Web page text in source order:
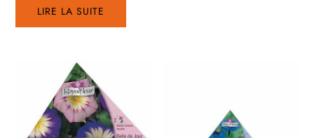
LIRE LA SUITE